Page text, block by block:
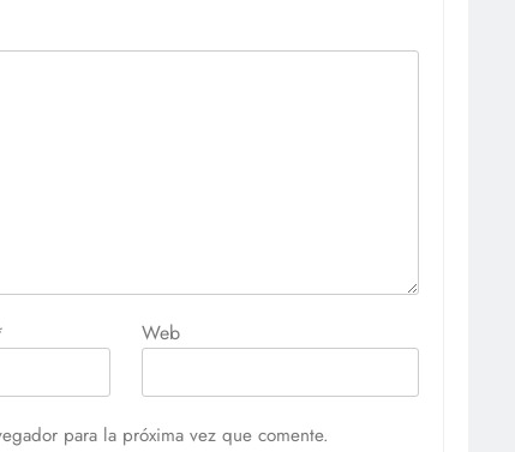
Web
para la próxima vez que comente.